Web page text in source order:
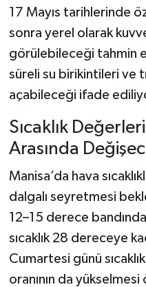
17 Mayıs tarihlerinde
sonra yerel olarak
görülebileceği tahmin
süreli su birikintileri ve
açabileceği ifade
Sıcaklık
Arasında
Manisa’da hava
dalgalı seyretmesi
12–15 derece
sıcaklık 28 dereceye
Cumartesi günü
oranının da